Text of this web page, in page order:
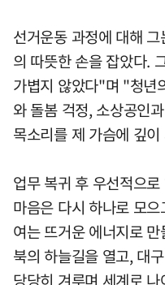
선거운동 과정에 대해
의 따뜻한 손을 잡았다.
가볍지 않았다"며 "청년
와 돌봄 걱정, 소상공인
목소리를 제 가슴에 깊
업무 복귀 후 우선적으
마음은 다시 하나로 모
여는 뜨거운 에너지로
북의 하늘길을 열고, 대
당당히 겨루며 세계로